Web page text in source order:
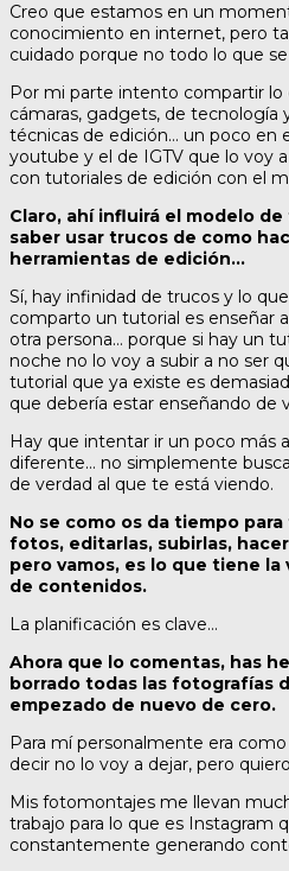
Creo que estamos en un
conocimiento en internet, pero
cuidado porque no todo lo que
Por mi parte intento compartir lo
cámaras, gadgets, de tecnología
técnicas de edición… un poco en
youtube y el de IGTV que lo voy
con tutoriales de edición con el
Claro, ahí influirá el modelo
saber usar trucos de como
herramientas de edición…
Sí, hay infinidad de trucos y lo
comparto un tutorial es enseñar
otra persona… porque si hay un
noche no lo voy a subir a no ser
tutorial que ya existe es
que debería estar enseñando de
Hay que intentar ir un poco más
diferente… no simplemente
de verdad al que te está viendo.
No se como os da tiempo
fotos, editarlas, subirlas,
pero vamos, es lo que tiene
de contenidos.
La planificación es clave…
Ahora que lo comentas, has
borrado todas las fotografías
empezado de nuevo de cero.
Para mí personalmente era
decir no lo voy a dejar, pero
Mis fotomontajes me llevan
trabajo para lo que es Instagram
constantemente generando